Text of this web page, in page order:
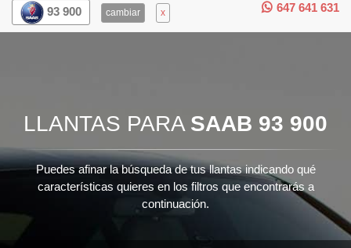
647 641 631
93 900 cambiar x
LLANTAS PARA SAAB 93 900
Puedes afinar la búsqueda de tus llantas indicando qué
características quieres en los filtros que encontrarás a
continuación.